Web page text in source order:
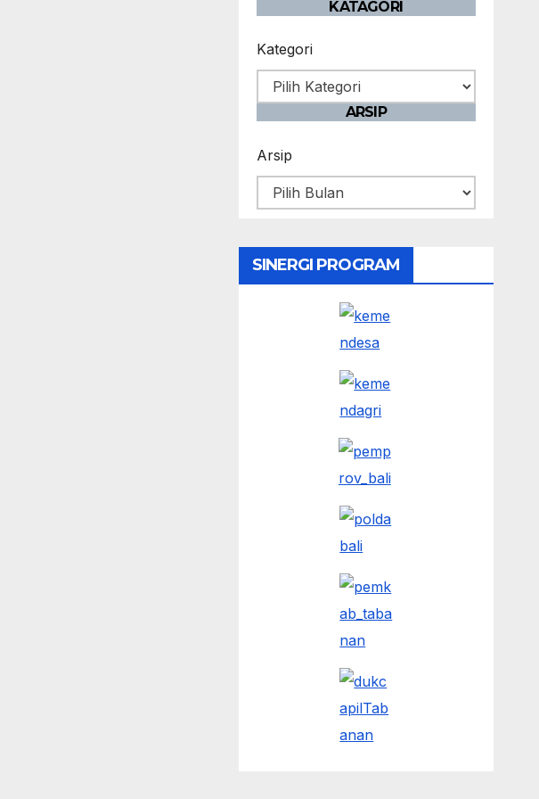
KATAGORI
Kategori
ARSIP
Arsip
SINERGI PROGRAM